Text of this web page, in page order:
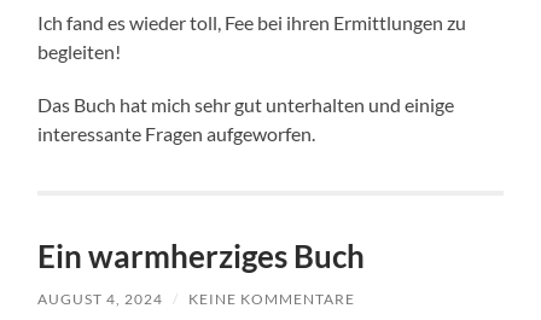
Ich fand es wieder toll, Fee bei ihren Ermittlungen zu
begleiten!
Das Buch hat mich sehr gut unterhalten und einige
interessante Fragen aufgeworfen.
Ein warmherziges Buch
AUGUST 4, 2024 / KEINE KOMMENTARE